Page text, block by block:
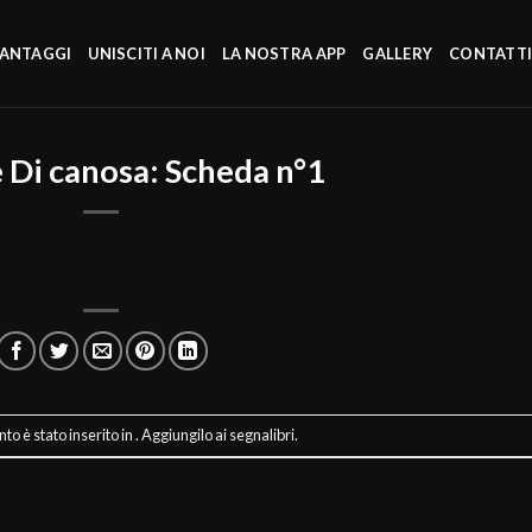
UNISCITI A NOI LA NOSTRA APP GALLERY CONTATTI
canosa: Scheda n°1
è stato inserito in . Aggiungilo aisegnalibri.